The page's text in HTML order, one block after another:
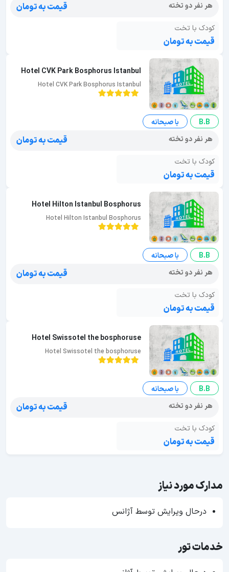
هر نفر دو تخته قیمت به تومان
کودک با تخت
قیمت به تومان
Hotel CVK Park Bosphorus Istanbul
Hotel CVK Park Bosphorus Istanbul
B.B
با صبحانه
هر نفر دو تخته
قیمت به تومان
کودک با تخت
قیمت به تومان
Hotel Hilton Istanbul Bosphorus
Hotel Hilton Istanbul Bosphorus
B.B
با صبحانه
هر نفر دو تخته
قیمت به تومان
کودک با تخت
قیمت به تومان
Hotel Swissotel the bosphoruse
Hotel Swissotel the bosphoruse
B.B
با صبحانه
هر نفر دو تخته
قیمت به تومان
کودک با تخت
قیمت به تومان
مدارک مورد نیاز
درحال ویرایش توسط آژانس
خدمات تور